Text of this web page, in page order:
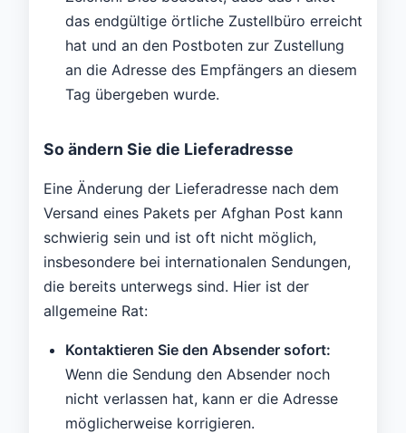
das endgültige örtliche Zustellbüro erreicht
hat und an den Postboten zur Zustellung
an die Adresse des Empfängers an diesem
Tag übergeben wurde.
So ändern Sie die Lieferadresse
Eine Änderung der Lieferadresse nach dem
Versand eines Pakets per Afghan Post kann
schwierig sein und ist oft nicht möglich,
insbesondere bei internationalen Sendungen,
die bereits unterwegs sind. Hier ist der
allgemeine Rat:
Kontaktieren Sie den Absender sofort:
Wenn die Sendung den Absender noch
nicht verlassen hat, kann er die Adresse
möglicherweise korrigieren.